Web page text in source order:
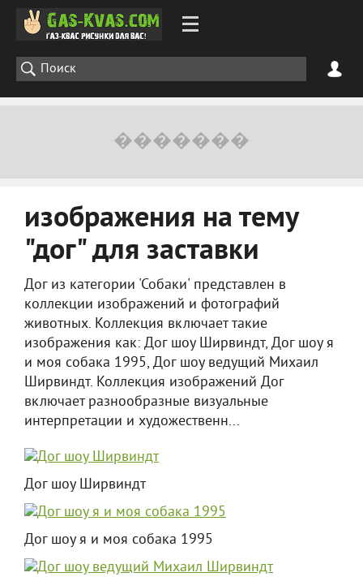
изображения на тему
"дог" для заставки
Дог из категории 'Собаки' представлен в
коллекции изображений и фотографий
животных. Коллекция включает такие
изображения как: Дог шоу Ширвиндт, Дог шоу я
и моя собака 1995, Дог шоу ведущий Михаил
Ширвиндт. Коллекция изображений Дог
включает разнообразные визуальные
интерпретации и художественн...
Дог шоу Ширвиндт
Дог шоу я и моя собака 1995